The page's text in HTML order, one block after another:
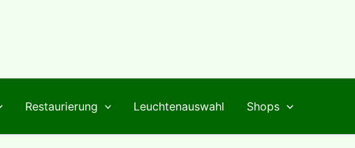
Restaurierung Leuchtenauswahl Shops